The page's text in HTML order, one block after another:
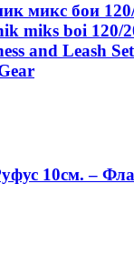
микс бои
miks boi 120/
and Leash
10см. –